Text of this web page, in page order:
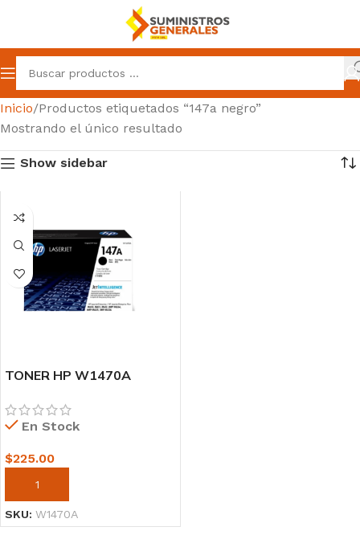
Inicio Productos etiquetados “147a negro”
Mostrando el único resultado
Show sidebar
TONER HP W1470A
10,500 PGS
En Stock
$225.00
AÑADIR AL CARRITO
SKU: W1470A